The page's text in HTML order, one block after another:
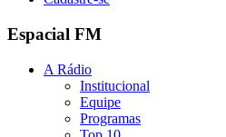
Espacial FM
A Rádio
Institucional
Equipe
Programas